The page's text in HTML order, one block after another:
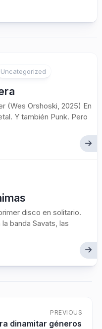
Uncategorized
(Wes Orshoski, 2025) En
Y también Punk. Pero
disco en solitario.
banda Savats, las
PREVIOUS
dinamitar géneros